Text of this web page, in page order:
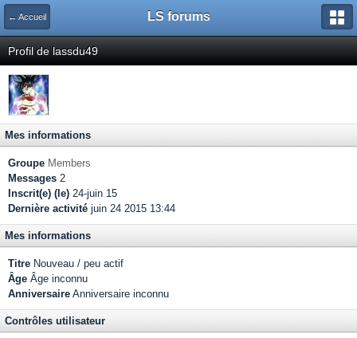
← Accueil LS forums
Profil de lassdu49
Mes informations
Groupe Members
Messages 2
Inscrit(e) (le) 24-juin 15
Dernière activité juin 24 2015 13:44
Mes informations
Titre Nouveau / peu actif
Âge Âge inconnu
Anniversaire Anniversaire inconnu
Contrôles utilisateur